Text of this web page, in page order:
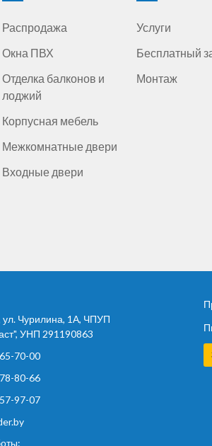
Распродажа
Окна ПВХ
Отделка балконов и
лоджий
Корпусная мебель
Межкомнатные двери
Входные двери
Услуги
Бесплатный
Монтаж
ул. Чурилина, 1А, ЧПУП
УНП 291190863
70-00
80-66
97-07